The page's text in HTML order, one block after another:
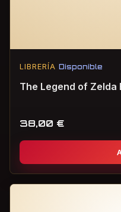
LIBRERÍA Disponible
The Legend of Zelda
38,00 €